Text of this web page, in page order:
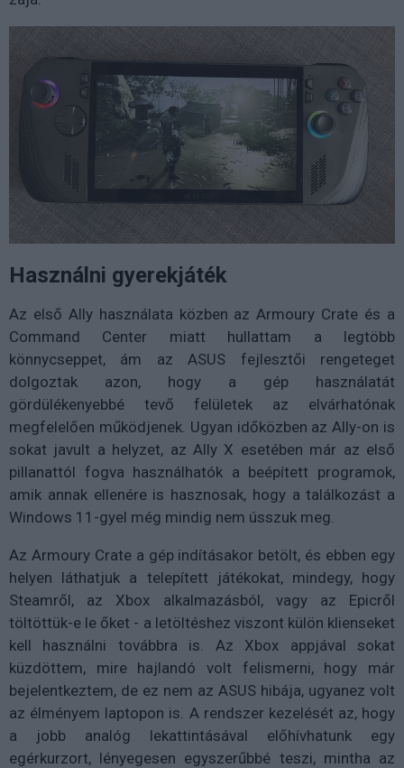
Használni gyerekjáték
Az első Ally használata közben az Armoury Crate és a
Command Center miatt hullattam a legtöbb
könnycseppet, ám az ASUS fejlesztői rengeteget
dolgoztak azon, hogy a gép használatát
gördülékenyebbé tevő felületek az elvárhatónak
megfelelően működjenek. Ugyan időközben az Ally-on is
sokat javult a helyzet, az Ally X esetében már az első
pillanattól fogva használhatók a beépített programok,
amik annak ellenére is hasznosak, hogy a találkozást a
Windows 11-gyel még mindig nem ússzuk meg.
Az Armoury Crate a gép indításakor betölt, és ebben egy
helyen láthatjuk a telepített játékokat, mindegy, hogy
Steamről, az Xbox alkalmazásból, vagy az Epicről
töltöttük-e le őket - a letöltéshez viszont külön klienseket
kell használni továbbra is. Az Xbox appjával sokat
küzdöttem, mire hajlandó volt felismerni, hogy már
bejelentkeztem, de ez nem az ASUS hibája, ugyanez volt
az élményem laptopon is. A rendszer kezelését az, hogy
a jobb analóg lekattintásával előhívhatunk egy
egérkurzort, lényegesen egyszerűbbé teszi, mintha az